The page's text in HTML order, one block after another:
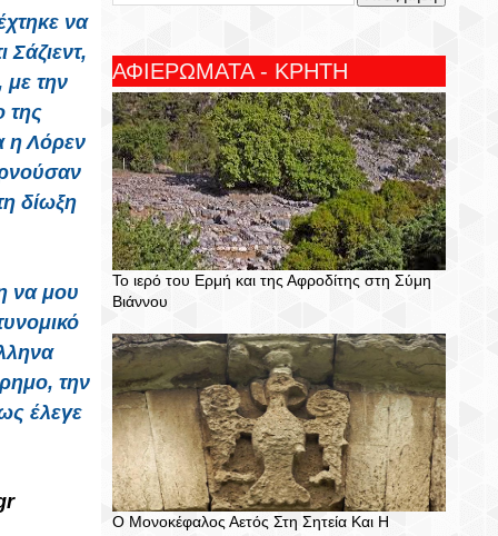
να
με την
της
η Λόρεν
δίωξη
να μου
την
έλεγε
ΑΦΙΕΡΩΜΑΤΑ - ΚΡΗΤΗ
Το ιερό του Ερμή και της Αφροδίτης στη Σύμη
Βιάννου
Ο Μονοκέφαλος Αετός Στη Σητεία Και Η